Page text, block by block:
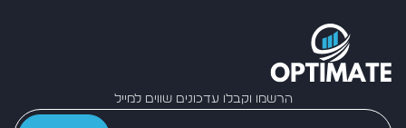
הרשמו וקבלו עדכונים שווים למייל